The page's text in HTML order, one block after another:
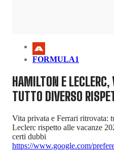
FORMULA1
HAMILTON E LECLERC,
TUTTO DIVERSO
Vita privata e Ferrari ritrovata:
Leclerc rispetto alle vacanze
certi dubbi
https://www.google.com/